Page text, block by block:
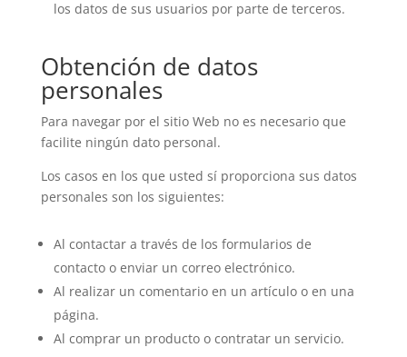
los datos de sus usuarios por parte de terceros.
Obtención de datos
personales
Para navegar por el sitio Web no es necesario que
facilite ningún dato personal.
Los casos en los que usted sí proporciona sus datos
personales son los siguientes:
Al contactar a través de los formularios de
contacto o enviar un correo electrónico.
Al realizar un comentario en un artículo o en una
página.
Al comprar un producto o contratar un servicio.